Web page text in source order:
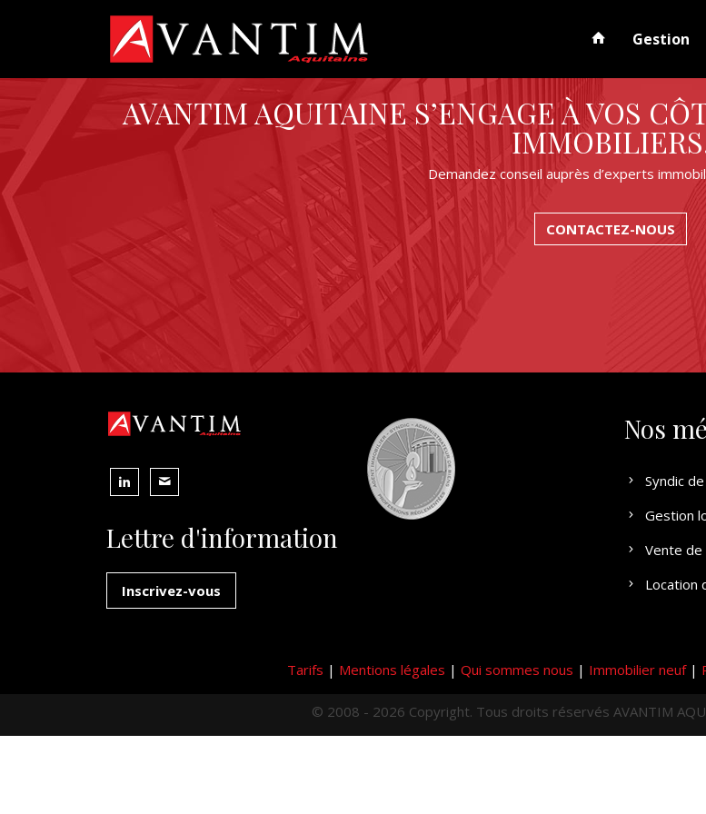
Gestion
AVANTIM AQUITAINE S’ENGAGE À VOS
Demandez conseil auprès d’experts
CONTACTEZ-NOUS
Lettre d'information
Inscrivez-vous
Nos
Syndic
Gestion
Vente de
Location
Tarifs | Mentions légales | Qui sommes nous | Immobilier neuf|
© 2008 - 2026 Copyright. Tous droits réservés AVANTIM